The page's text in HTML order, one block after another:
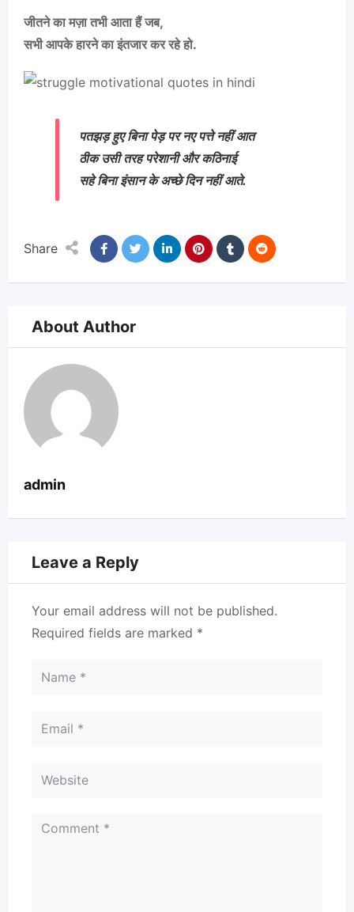
जीतने का मज़ा तभी आता हैं जब,
सभी आपके हारने का इंतजार कर रहे हो.
पतझड़ हुए बिना पेड़ पर नए पत्ते नहीं आत
ठीक उसी तरह परेशानी और कठिनाई
सहे बिना इंसान के अच्छे दिन नहीं आते.
Share
About Author
admin
Leave a Reply
Your email address will not be published.
Required fields are marked *